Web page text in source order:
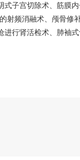
式子宫切除术、筋膜
射频消融术、颅骨修
进行肾活检术、肺袖